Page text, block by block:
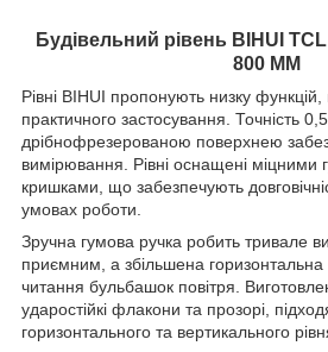
Будівельний рівень BIHUI
800 ММ
Рівні BIHUI пропонують низку
практичного застосування. Точність
дрібнофрезерованою поверхнею
вимірювання. Рівні оснащені
кришками, що забезпечують
умовах роботи.
Зручна гумова ручка робить тривале
приємним, а збільшена
читання бульбашок повітря.
ударостійкі флакони та прозорі,
горизонтального та вертикального